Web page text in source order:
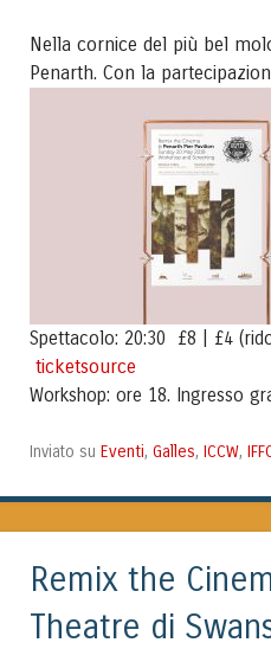
Nella cornice del più bel
Penarth. Con la
Spettacolo: 20:30 £8 | £4
ticketsource
Workshop: ore 18. Ingresso
Inviato su Eventi, Galles, ICCW,
Remix the
Theatre di